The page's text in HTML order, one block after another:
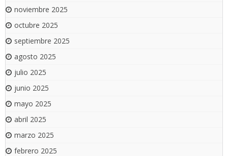
noviembre 2025
octubre 2025
septiembre 2025
agosto 2025
julio 2025
junio 2025
mayo 2025
abril 2025
marzo 2025
febrero 2025